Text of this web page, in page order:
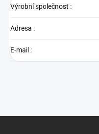
Výrobní společnost :
Adresa :
E-mail :